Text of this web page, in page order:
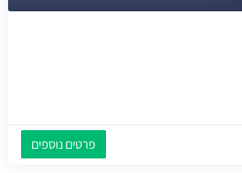
פרטים נוספים